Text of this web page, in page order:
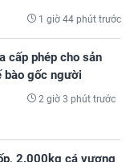
1 giờ 44 phút trước
cấp phép cho sản
bào gốc người
2 giờ 3 phút trước
2.000kg cá vương